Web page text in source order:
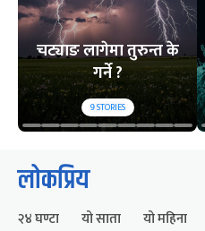
चट्याङ लागेमा तुरुन्त के
गर्ने ?
9STORIES
लोकप्रिय
२४ घण्टा यो साता यो महिना